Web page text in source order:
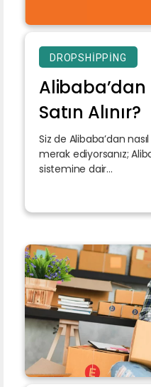
DROPSHIPPING
Alibaba’dan
Satın Alınır?
Siz de Alibaba’dan
merak ediyorsanız;
sistemine dair...